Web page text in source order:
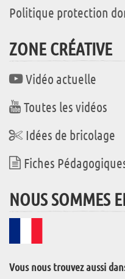
Politique protection
ZONE CRÉATIVE
Vidéo actuelle
Toutes les vidéos
Idées de bricolage
Fiches
NOUS SOMMES
Vous nous trouvez aussi